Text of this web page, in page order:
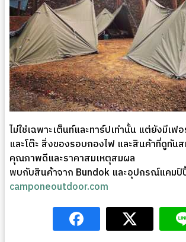
ไม่ใช่เฉพาะเต็นท์และทาร์ปเท่านั้น แต่ยังมีเฟ
และโต๊ะ สิ่งของรอบกองไฟ และสินค้าที่ดูทัน
คุณภาพดีและราคาสมเหตุสมผล
พบกับสินค้าจาก Bundok และอุปกรณ์แคมป์
camponeoutdoor.com